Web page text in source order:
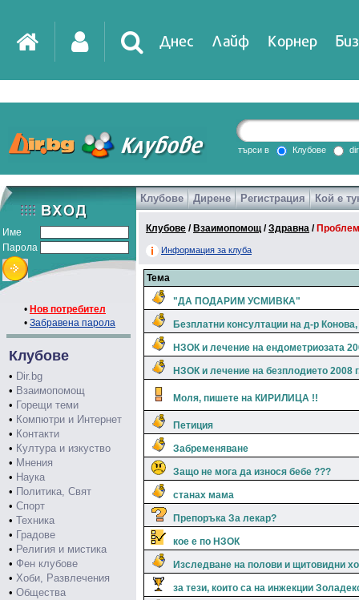
Днес Лайф Корнер
DirTV Impressio
Games
търси в Клубове
Име
Парола
• Нов потребител
• Забравена парола
Клубове
• Dir.bg
• Взаимопомощ
• Горещи теми
• Компютри и Интернет
• Контакти
• Култура и изкуство
• Мнения
• Наука
• Политика, Свят
• Спорт
• Техника
• Градове
• Религия и мистика
• Фен клубове
• Хоби, Развлечения
• Общества
Клубове Дирене Регистрация Кой е
Клубове / Взаимопомощ /Здравна /
Информация за клуба
Тема
"ДА ПОДАРИМ УСМИВКА"
Безплатни консултации на д-р
НЗОК и лечение на ендометриозата
НЗОК и лечение на безплодието 2008
Моля, пишете на КИРИЛИЦА !!
Петиция
Забременяване
Защо не мога да износя бебе ???
станах мама
Препоръка За лекар?
кое е по НЗОК
Изследване на полови и щитовидни
за тези, които са на инжекции